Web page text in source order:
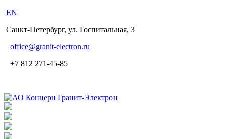
EN
Санкт-Петербург, ул. Госпитальная, 3
office@granit-electron.ru
+7 812 271-45-85